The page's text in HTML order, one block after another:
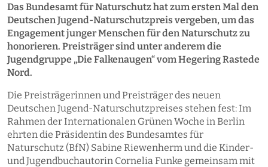
Das Bundesamt für Naturschutz hat zum ersten Mal den
Deutschen Jugend-Naturschutzpreis vergeben, um das
Engagement junger Menschen für den Naturschutz zu
honorieren. Preisträger sind unter anderem die
Jugendgruppe „Die Falkenaugen“ vom Hegering Rastede
Nord.
Die Preisträgerinnen und Preisträger des neuen
Deutschen Jugend-Naturschutzpreises stehen fest: Im
Rahmen der Internationalen Grünen Woche in Berlin
ehrten die Präsidentin des Bundesamtes für
Naturschutz (BfN) Sabine Riewenherm und die Kinder-
und Jugendbuchautorin Cornelia Funke gemeinsam mit